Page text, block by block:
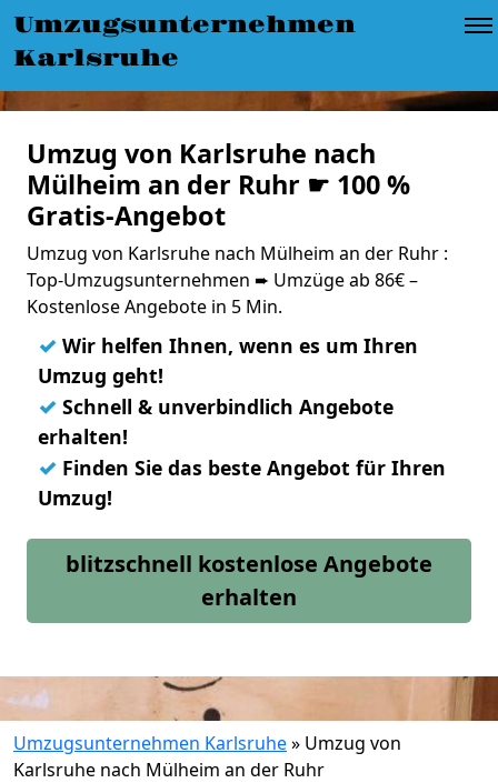
Umzugsunternehmen
Karlsruhe
Umzug von Karlsruhe nach
Mülheim an der Ruhr ☛ 100 %
Gratis-Angebot
Umzug von Karlsruhe nach Mülheim an der Ruhr :
Top-Umzugsunternehmen ➨ Umzüge ab 86€ –
Kostenlose Angebote in 5 Min.
✓ Wir helfen Ihnen, wenn es um Ihren
Umzug geht!
✓ Schnell & unverbindlich Angebote
erhalten!
✓ Finden Sie das beste Angebot für Ihren
Umzug!
blitzschnell kostenlose Angebote
erhalten
Umzugsunternehmen Karlsruhe» Umzug von
Karlsruhe nach Mülheim an der Ruhr